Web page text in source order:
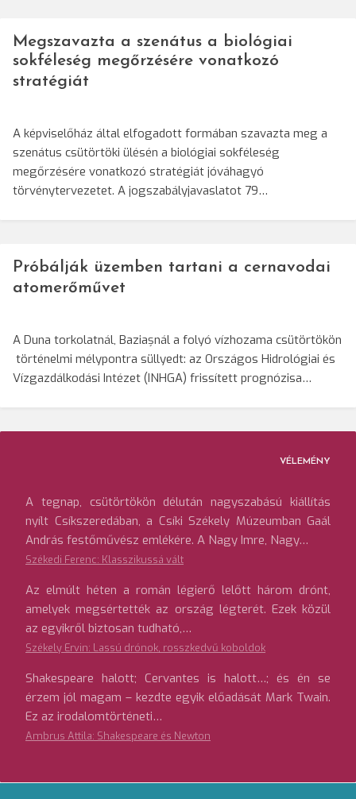
Megszavazta a szenátus a biológiai
sokféleség megőrzésére vonatkozó
stratégiát
A képviselőház által elfogadott formában szavazta meg a
szenátus csütörtöki ülésén a biológiai sokféleség
megőrzésére vonatkozó stratégiát jóváhagyó
törvénytervezetet. A jogszabályjavaslatot 79…
Próbálják üzemben tartani a cernavodai
atomerőművet
A Duna torkolatnál, Baziașnál a folyó vízhozama csütörtökön
történelmi mélypontra süllyedt: az Országos Hidrológiai és
Vízgazdálkodási Intézet (INHGA) frissített prognózisa…
VÉLEMÉNY
A tegnap, csütörtökön délután nagyszabású kiállítás
nyílt Csíkszeredában, a Csíki Székely Múzeumban Gaál
András festőművész emlékére. A Nagy Imre, Nagy…
Székedi Ferenc: Klasszikussá vált
Az elmúlt héten a román légierő lelőtt három drónt,
amelyek megsértették az ország légterét. Ezek közül
az egyikről biztosan tudható,…
Székely Ervin: Lassú drónok, rosszkedvű koboldok
Shakespeare halott; Cervantes is halott…; és én se
érzem jól magam – kezdte egyik előadását Mark Twain.
Ez az irodalomtörténeti…
Ambrus Attila: Shakespeare és Newton